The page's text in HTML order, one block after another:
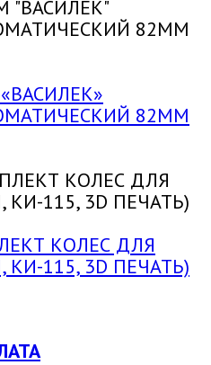
82ММ
КОЛЕС ДЛЯ
КИ-115, 3D ПЕЧАТЬ)